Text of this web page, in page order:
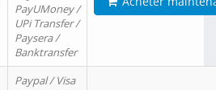
PayUMoney /
UPi Transfer /
Paysera /
Banktransfer
Paypal / Visa